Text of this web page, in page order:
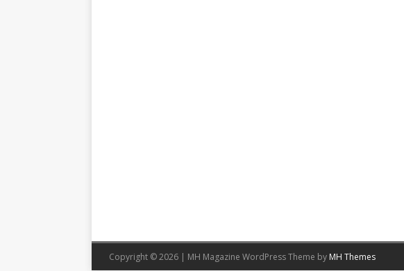
Copyright © 2026 | MH Magazine WordPress Theme by MH Themes